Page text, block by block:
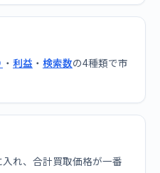
・ 利益 ・ 検索数の4種類で市
れ、合計買取価格が一番